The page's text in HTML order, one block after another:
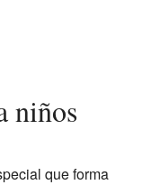
niños
que forma